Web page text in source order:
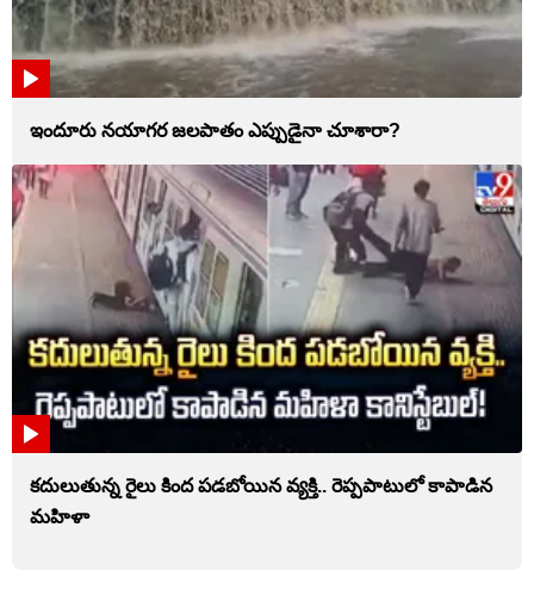
ఇందూరు నయాగర జలపాతం ఎప్పుడైనా చూశారా?
కదులుతున్న రైలు కింద పడబోయిన వ్యక్తి.. రెప్పపాటులో కాపాడిన
మహిళా